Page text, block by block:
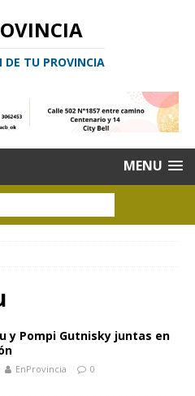
DE TU PROVINCIA
MENU
y Pompi Gutnisky juntas en
EnProvincia 0